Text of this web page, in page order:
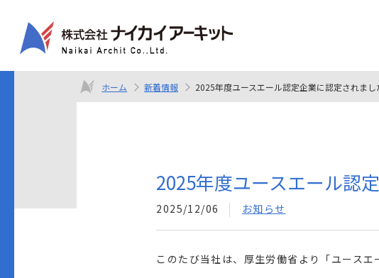
ホーム 新着情報 2025年度ユースエール認定企業に認定されまし
2025年度ユースエール認
2025/12/06 お知らせ
このたび当社は、厚生労働省より「ユースエ